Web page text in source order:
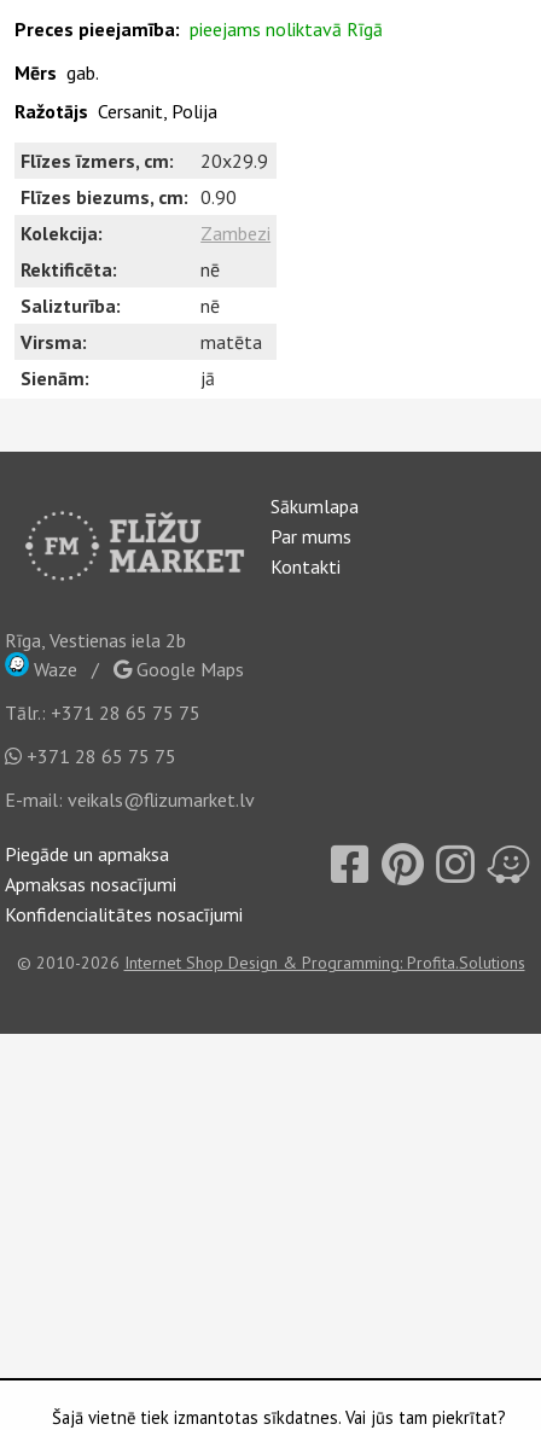
Preces pieejamība: pieejams noliktavā Rīgā
Mērs gab.
Ražotājs Cersanit, Polija
Flīzes īzmers, cm:
20x29.9
Flīzes biezums, cm: 0.90
Kolekcija:
Zambezi
Rektificēta:
nē
Salizturība:
nē
Virsma:
matēta
Sienām:
jā
Rīga, Vestienas iela 2b
Waze /
Google Maps
Tālr.: +371 28 65 75 75
+371 28 65 75 75
E-mail:veikals@flizumarket.lv
Sākumlapa
Par mums
Kontakti
Piegāde un apmaksa
Apmaksas nosacījumi
Konfidencialitātes nosacījumi
© 2010-2026 Internet Shop Design & Programming: Profita.Solutions
Šajā vietnē tiek izmantotas sīkdatnes. Vai jūs tam piekrītat?